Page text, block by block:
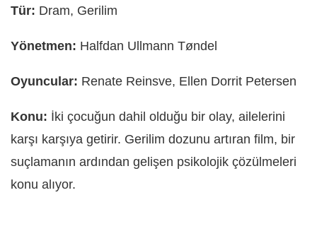
Tür: Dram, Gerilim
Yönetmen: Halfdan Ullmann Tøndel
Oyuncular: Renate Reinsve, Ellen Dorrit Petersen
Konu: İki çocuğun dahil olduğu bir olay, ailelerini
karşı karşıya getirir. Gerilim dozunu artıran film, bir
suçlamanın ardından gelişen psikolojik çözülmeleri
konu alıyor.